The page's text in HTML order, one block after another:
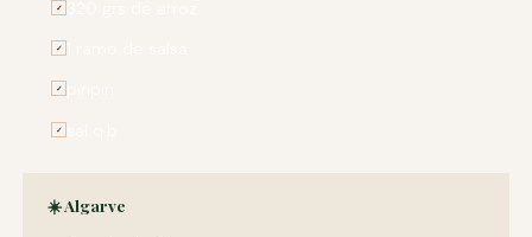
✓
✓
✓
✓
☀️ Algarve